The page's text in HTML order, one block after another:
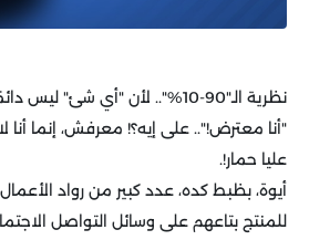
نظرية الـ"90-10%".. لأن "أي شئ" ليس دائمًا أفضل من "لا شيء"
"أنا معترض!".. على إيه؟! معرفش، إنما أنا
عليا حمار!.
أيوة، بظبط كده، عدد كبير من رواد
للمنتج بتاعهم على وسائل التواصل